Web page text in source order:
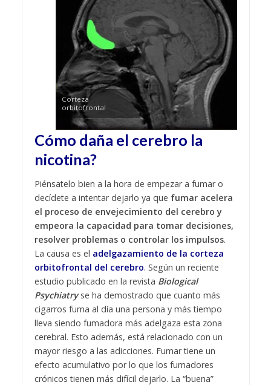
Corteza
orbitofrontal
Cómo daña el cerebro la
nicotina?
Piénsatelo bien a la hora de empezar a fumar o
decídete a intentar dejarlo ya que fumar acelera
el proceso de envejecimiento del cerebro y
empeora la capacidad para tomar decisiones,
resolver problemas o controlar los impulsos.
La causa es el adelgazamiento de la corteza
orbitofrontal del cerebro. Según un reciente
estudio publicado en la revista Biological
Psychiatryse ha demostrado que cuanto más
cigarros fuma al día una persona y más tiempo
lleva siendo fumadora más adelgaza esta zona
cerebral. Esto además, está relacionado con un
mayor riesgo a las adicciones. Fumar tiene un
efecto acumulativo por lo que los fumadores
crónicos tienen más difícil dejarlo. La “buena”